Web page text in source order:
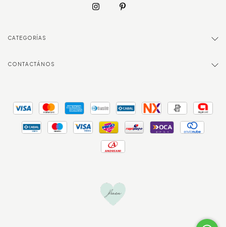
CATEGORÍAS
CONTACTÁNOS